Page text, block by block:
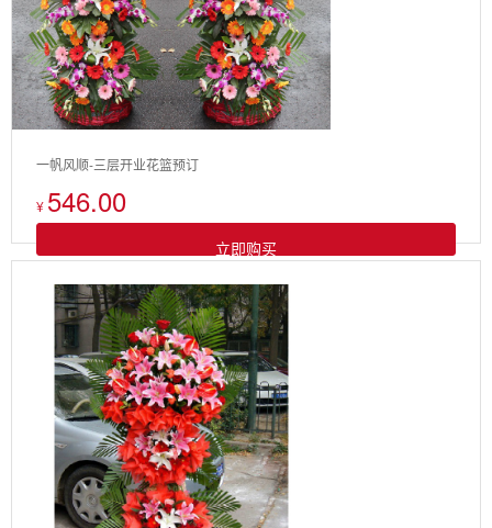
一帆风顺-三层开业花篮预订
¥ 546.00
立即购买